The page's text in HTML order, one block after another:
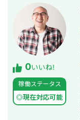
0いいね!
稼働ステータス
◎現在対応可能